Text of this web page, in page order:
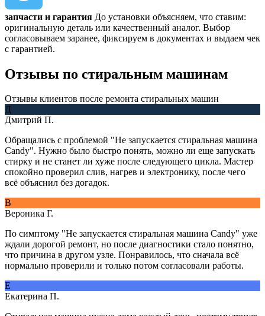
запчасти и гарантия До установки объясняем, что ставим:
оригинальную деталь или качественный аналог. Выбор
согласовываем заранее, фиксируем в документах и выдаем чек
с гарантией.
Отзывы по стиральным машинам
Отзывы клиентов после ремонта стиральных машин
Д
Дмитрий П.
Обращались с проблемой "Не запускается стиральная машина
Candy". Нужно было быстро понять, можно ли еще запускать
стирку и не станет ли хуже после следующего цикла. Мастер
спокойно проверил слив, нагрев и электронику, после чего
всё объяснил без догадок.
В
Вероника Г.
По симптому "Не запускается стиральная машина Candy" уже
ждали дорогой ремонт, но после диагностики стало понятно,
что причина в другом узле. Понравилось, что сначала всё
нормально проверили и только потом согласовали работы.
Е
Екатерина П.